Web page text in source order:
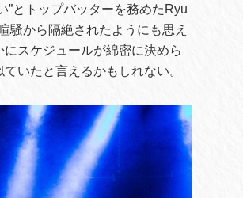
”とトップバッターを務めたRyu
騒から隔絶されたようにも思え
スケジュールが綿密に決めら
いたと言えるかもしれない。